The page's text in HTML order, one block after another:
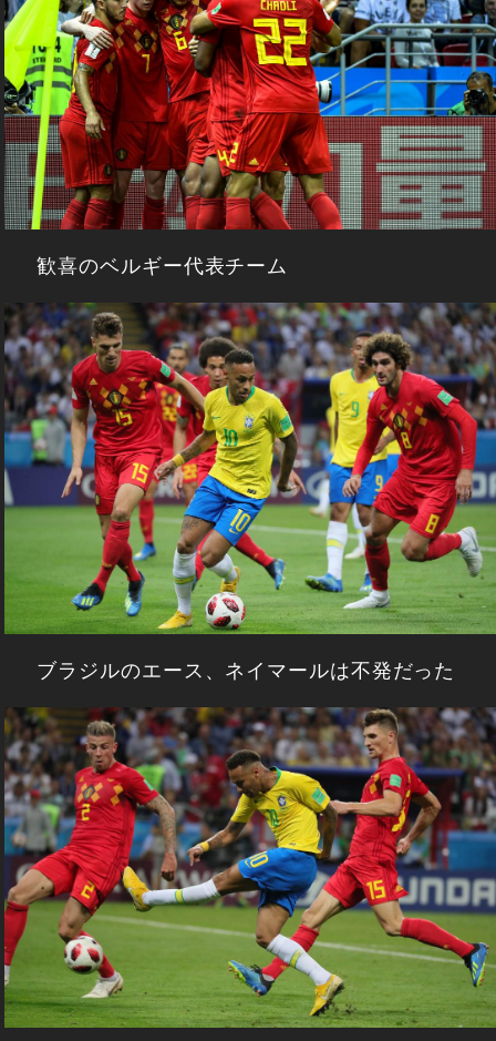
歓喜のベルギー代表チーム
ブラジルのエース、ネイマールは不発だった